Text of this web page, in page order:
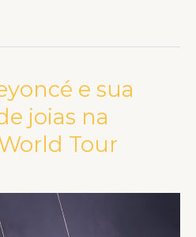
e sua
joias na
Tour